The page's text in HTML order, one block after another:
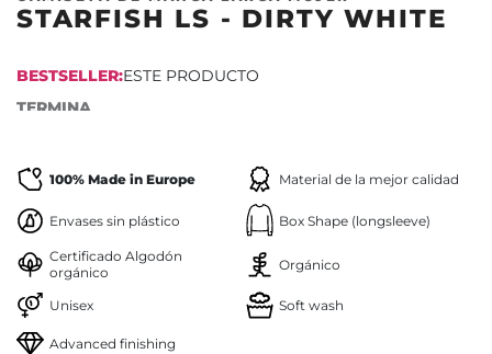
STARFISH LS - DIRTY WHITE
BESTSELLER:ESTE PRODUCTO
TERMINA
100% Made in Europe Material de la mejor calidad
Envases sin plástico Box Shape (longsleeve)
Certificado Algodón
orgánico
Orgánico
Unisex Soft wash
Advanced finishing